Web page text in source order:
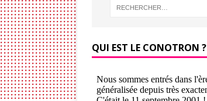
QUI EST LE CONOTRON ?